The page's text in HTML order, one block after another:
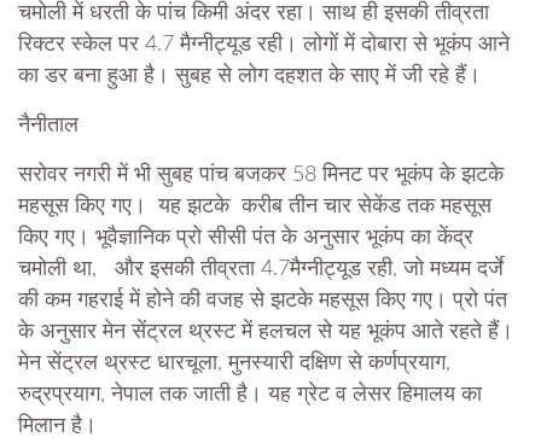
चमोली में धरती के पांच क‍िमी अंदर रहा। साथ ही इसकी तीव्रता
रिक्‍टर स्‍केल पर 4.7 मैग्नीट्यूड रही। लोगों में दोबारा से भूकंप आने
का डर बना हुआ है। सुबह से लोग दहशत के साए में जी रहे हैं।
नैनीताल
सरोवर नगरी में भी सुबह पांच बजकर 58 मिनट पर भूकंप के झटके
महसूस किए गए। यह झटके करीब तीन चार सेकेंड तक महसूस
किए गए। भूवैज्ञानिक प्रो सीसी पंत के अनुसार भूकंप का केंद्र
चमोली था, और इसकी तीव्रता 4.7मैग्नीट्यूड रही, जो मध्यम दर्जे
की कम गहराई में होने की वजह से झटके महसूस किए गए। प्रो पंत
के अनुसार मेन सेंट्रल थ्रस्ट में हलचल से यह भूकंप आते रहते हैं।
मेन सेंट्रल थ्रस्ट धारचूला, मुनस्यारी दक्षिण से कर्णप्रयाग,
रुद्रप्रयाग, नेपाल तक जाती है। यह ग्रेट व लेसर हिमालय का
मिलान है।